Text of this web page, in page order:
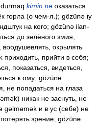
kimin nə оказаться
горла (о чем-л.); gözünə iy
на кого; gözünə ilan-
до зелёного змия;
воодушевлять, окрылять
приходить, прийти в себя;
показаться, видеться,
к ому; gözünə
не попадаться на глаза
никак не заснуть, не
gəlməmək и в ус (себе) не
зрение; gözünə